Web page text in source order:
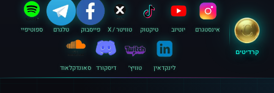
קרדיטים
אינסטגרם יוטיוב טיקטוק טוויטר / X פייסבוק טלגרם ספוטיפיי
לינקדאין טוויץ׳ דיסקורד סאונדקלאוד